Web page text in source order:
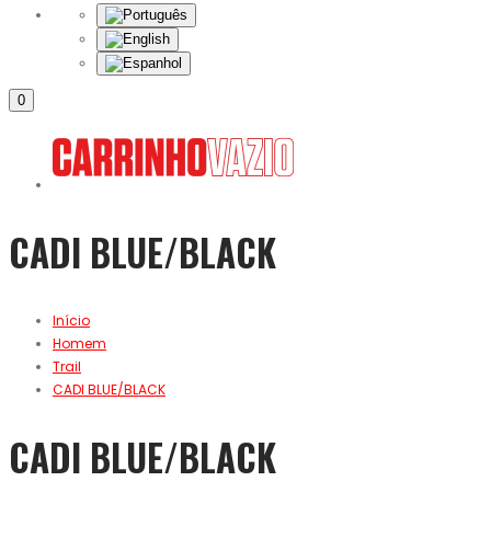
0
CADI BLUE/BLACK
Início
Homem
Trail
CADI BLUE/BLACK
CADI BLUE/BLACK